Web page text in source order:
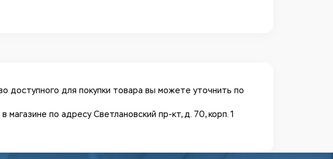
доступного для покупки товара вы можете уточнить по
по адресу Светлановский пр-кт, д. 70, корп. 1